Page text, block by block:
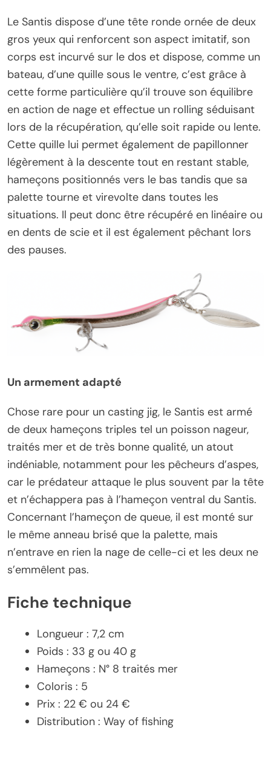
Le Santis dispose d’une tête ronde ornée de deux
gros yeux qui renforcent son aspect imitatif, son
corps est incurvé sur le dos et dispose, comme un
bateau, d’une quille sous le ventre, c’est grâce à
cette forme particulière qu’il trouve son équilibre
en action de nage et effectue un rolling séduisant
lors de la récupération, qu’elle soit rapide ou lente.
Cette quille lui permet également de papillonner
légèrement à la descente tout en restant stable,
hameçons positionnés vers le bas tandis que sa
palette tourne et virevolte dans toutes les
situations. Il peut donc être récupéré en linéaire ou
en dents de scie et il est également pêchant lors
des pauses.
Un armement adapté
Chose rare pour un casting jig, le Santis est armé
de deux hameçons triples tel un poisson nageur,
traités mer et de très bonne qualité, un atout
indéniable, notamment pour les pêcheurs d’aspes,
car le prédateur attaque le plus souvent par la tête
et n’échappera pas à l’hameçon ventral du Santis.
Concernant l’hameçon de queue, il est monté sur
le même anneau brisé que la palette, mais
n’entrave en rien la nage de celle-ci et les deux ne
s’emmêlent pas.
Fiche technique
Longueur : 7,2 cm
Poids : 33 g ou 40 g
Hameçons : N° 8 traités mer
Coloris : 5
Prix : 22 € ou 24 €
Distribution : Way of fishing